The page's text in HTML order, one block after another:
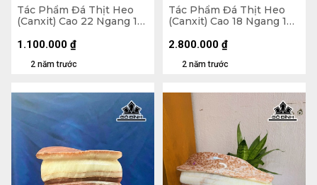
Tác Phẩm Đá Thịt Heo
(Canxit) Cao 22 Ngang 18
2 năm trước
1.100.000 ₫
Tác Phẩm Đá Thịt Heo
(Canxit) Cao 18 Ngang 18
2 năm trước
2.800.000 ₫